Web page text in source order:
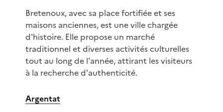
Bretenoux, avec sa place fortifiée et ses
maisons anciennes, est une ville chargée
d'histoire. Elle propose un marché
traditionnel et diverses activités culturelles
tout au long de l'année, attirant les visiteurs
à la recherche d'authenticité.
Argentat